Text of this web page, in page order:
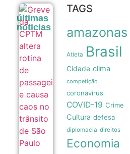
últimas
noticias
Greve da
altera
rotina de
passageiros
e causa
trânsito de
05/08
TAGS
amazonas
Atleta Brasil
Cidade clima
competição
coronavírus
COVID-19 Crime
Cultura defesa
diplomacia direitos
Economia